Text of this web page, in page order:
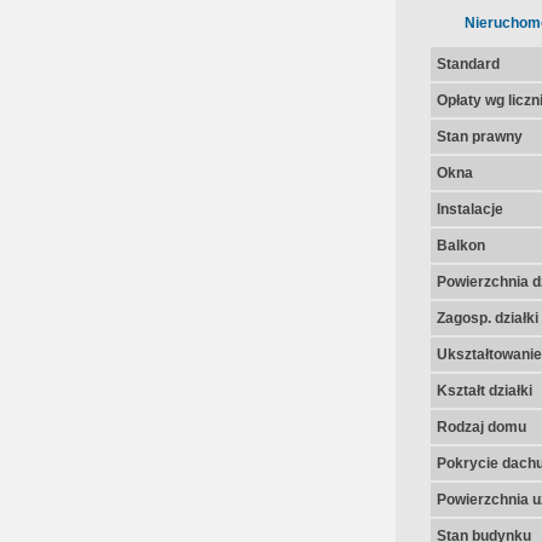
Standard
Opłaty wg
Stan prawny
Okna
Instalacje
Balkon
Powierzchnia
Zagosp. działki
Kształt działki
Rodzaj domu
Pokrycie
Powierzchnia
Stan budynku